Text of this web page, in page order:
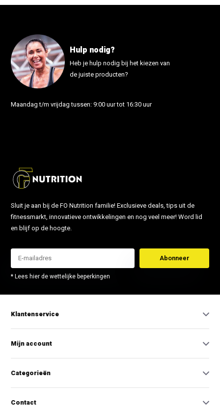
Hulp nodig?
Heb je hulp nodig bij het kiezen van
de juiste producten?
Maandag t/m vrijdag tussen: 9:00 uur tot 16:30 uur
Sluit je aan bij de FO Nutrition familie! Exclusieve deals, tips uit de
fitnessmarkt, innovatieve ontwikkelingen en nog veel meer! Word lid
en blijf op de hoogte.
Abonneer
* Lees hier de wettelijke beperkingen
Klantenservice
Mijn account
Categorieën
Contact